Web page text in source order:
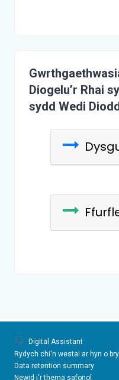
Diogelu’r Rhai
sydd Wedi
Digital Assistant
Rydych chi'n westai ar hyn o
Data retention summary
Newid i'r thema safonol